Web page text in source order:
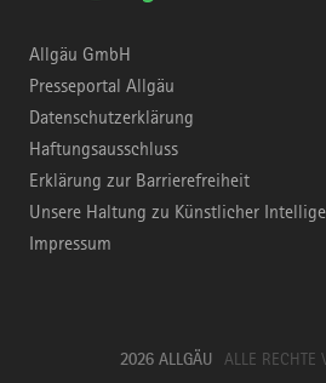
Allgäu GmbH
Presseportal Allgäu
Datenschutzerklärung
Haftungsausschluss
Erklärung zur Barrierefreiheit
Unsere Haltung zu Künstlicher
Impressum
2026 ALLGÄU ALLE RECHTE